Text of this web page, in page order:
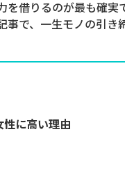
借りるのが最も確実
で、一生モノの引き
に高い理由